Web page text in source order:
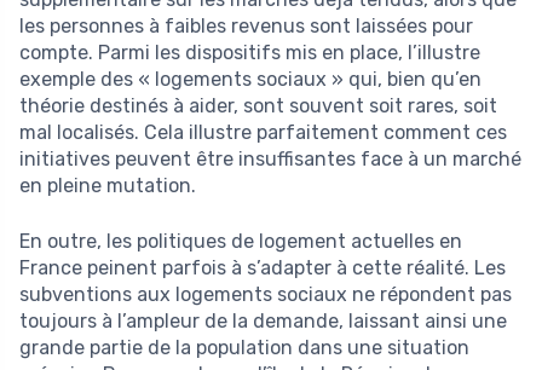
les personnes à faibles revenus sont laissées pour
compte. Parmi les dispositifs mis en place, l’illustre
exemple des « logements sociaux » qui, bien qu’en
théorie destinés à aider, sont souvent soit rares, soit
mal localisés. Cela illustre parfaitement comment ces
initiatives peuvent être insuffisantes face à un marché
en pleine mutation.
En outre, les politiques de logement actuelles en
France peinent parfois à s’adapter à cette réalité. Les
subventions aux logements sociaux ne répondent pas
toujours à l’ampleur de la demande, laissant ainsi une
grande partie de la population dans une situation